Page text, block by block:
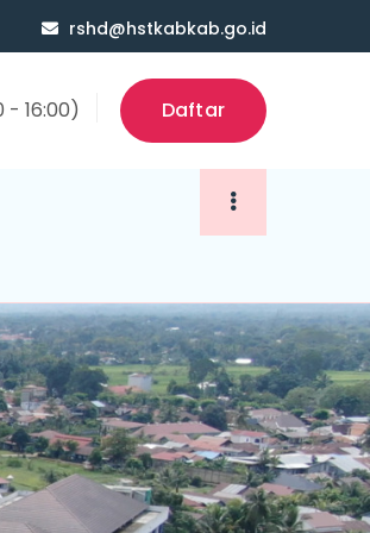
rshd@hstkabkab.go.id
- 16:00) Daftar